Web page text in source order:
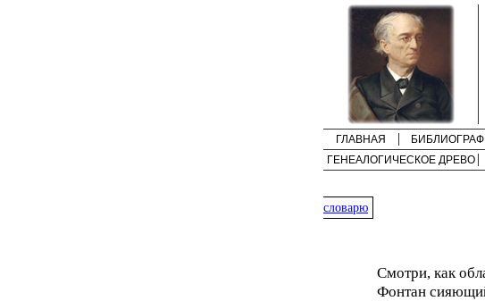
ГЛАВНАЯ
ГЕНЕАЛОГИЧЕСКОЕ ДРЕВО
словарю
Смотри, как
Фонтан